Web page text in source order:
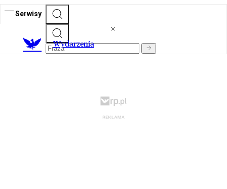
Serwisy
Wydarzenia